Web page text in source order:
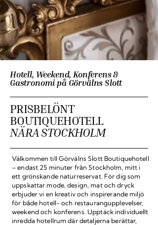
Hotell, Weekend, Konferens &
Gastronomi på Görvälns Slott
PRISBELÖNT
BOUTIQUEHOTELL
NÄRA STOCKHOLM
Välkommen till Görvälns Slott Boutiquehotell
– endast 25 minuter från Stockholm, mitt i
ett grönskande naturreservat. För dig som
uppskattar mode, design, mat och dryck
erbjuder vi en kreativ och inspirerande miljö
för både hotell- och restaurangupplevelser,
weekend och konferens. Upptäck individuellt
inredda hotellrum där detaljerna berättar,